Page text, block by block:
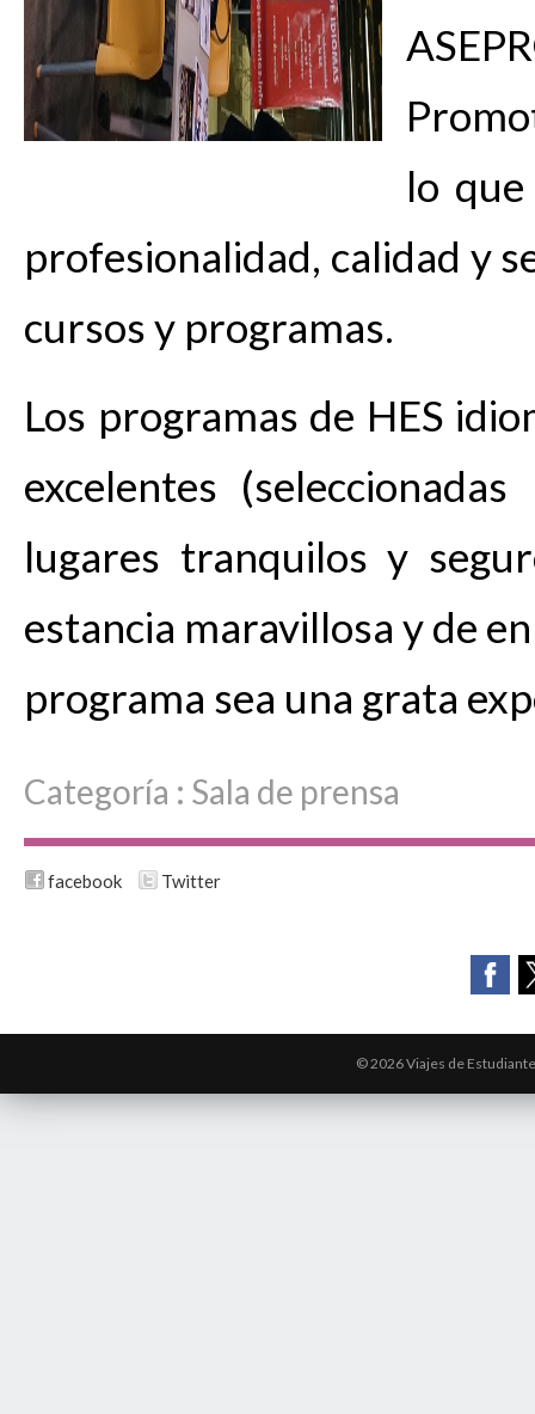
lo
profesionalidad, calidad y
cursos y programas.
Los programas de HES
excelentes
lugares tranquilos y
estancia maravillosa y de
programa sea una grata
Categoría : Sala de prensa
facebook Twitter
© 2026 Viajes de